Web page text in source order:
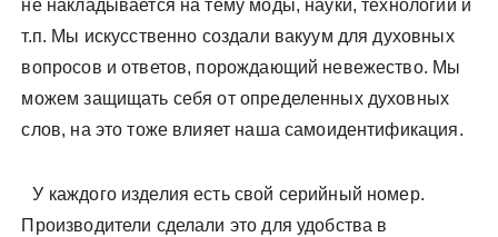
не накладывается на тему моды, науки, технологий и
т.п. Мы искусственно создали вакуум для духовных
вопросов и ответов, порождающий невежество. Мы
можем защищать себя от определенных духовных
слов, на это тоже влияет наша самоидентификация.
У каждого изделия есть свой серийный номер.
Производители сделали это для удобства в